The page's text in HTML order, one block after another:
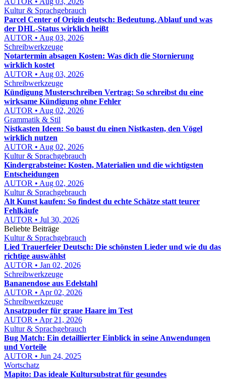
Kultur & Sprachgebrauch
Parcel Center of Origin deutsch: Bedeutung, Ablauf und was
der DHL-Status wirklich heißt
AUTOR • Aug 03, 2026
Schreibwerkzeuge
Notartermin absagen Kosten: Was dich die Stornierung
wirklich kostet
AUTOR • Aug 03, 2026
Schreibwerkzeuge
Kündigung Musterschreiben Vertrag: So schreibst du eine
wirksame Kündigung ohne Fehler
AUTOR • Aug 02, 2026
Grammatik & Stil
Nistkasten Ideen: So baust du einen Nistkasten, den Vögel
wirklich nutzen
AUTOR • Aug 02, 2026
Kultur & Sprachgebrauch
Kindergrabsteine: Kosten, Materialien und die wichtigsten
Entscheidungen
AUTOR • Aug 02, 2026
Kultur & Sprachgebrauch
Alt Kunst kaufen: So findest du echte Schätze statt teurer
Fehlkäufe
AUTOR • Jul 30, 2026
Beliebte Beiträge
Kultur & Sprachgebrauch
Lied Trauerfeier Deutsch: Die schönsten Lieder und wie du das
richtige auswählst
AUTOR • Jan 02, 2026
Schreibwerkzeuge
Bananendose aus Edelstahl
AUTOR • Apr 02, 2026
Schreibwerkzeuge
Ansatzpuder für graue Haare im Test
AUTOR • Apr 21, 2026
Kultur & Sprachgebrauch
Bug Match: Ein detaillierter Einblick in seine Anwendungen
und Vorteile
AUTOR • Jun 24, 2025
Wortschatz
Mapito: Das ideale Kultursubstrat für gesundes